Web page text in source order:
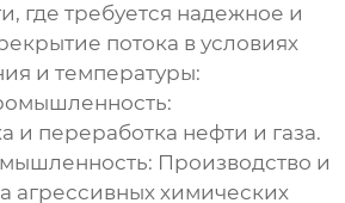
где требуется надежное и
потока в условиях
и температуры:
и переработка нефти и газа.
Производство и
агрессивных химических